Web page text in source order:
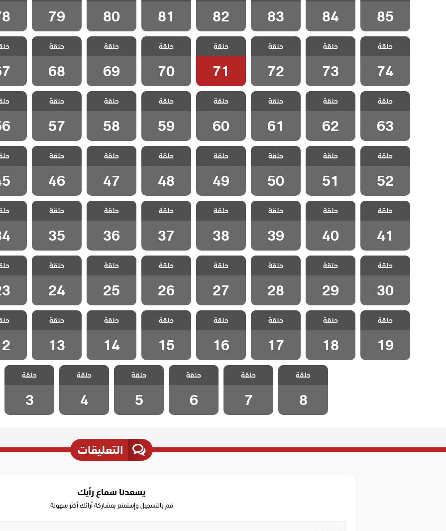
مدبلج
85
مدبلج
84
مدبلج
83
مدبلج
82
مدبلج
81
مدبلج
80
مدبلج
79
مسلسل القضاء
مدبلج
حلقة
74
مسلسل القضاء
مدبلج
حلقة
73
مسلسل القضاء
مدبلج
حلقة
72
مسلسل القضاء
مدبلج
حلقة
71
مسلسل القضاء
مدبلج
حلقة
70
مسلسل القضاء
مدبلج
حلقة
69
مسلسل القضاء
مدبلج
حلقة
68
مسلسل
مسلسل القضاء
مدبلج
حلقة
63
مسلسل القضاء
مدبلج
حلقة
62
مسلسل القضاء
مدبلج
حلقة
61
مسلسل القضاء
مدبلج
حلقة
60
مسلسل القضاء
مدبلج
حلقة
59
مسلسل القضاء
مدبلج
حلقة
58
مسلسل القضاء
مدبلج
حلقة
57
مسلسل
مسلسل القضاء
مدبلج
حلقة
52
مسلسل القضاء
مدبلج
حلقة
51
مسلسل القضاء
مدبلج
حلقة
50
مسلسل القضاء
مدبلج
حلقة
49
مسلسل القضاء
مدبلج
حلقة
48
مسلسل القضاء
مدبلج
حلقة
47
مسلسل القضاء
مدبلج
حلقة
46
مسلسل
مسلسل القضاء
مدبلج
حلقة
41
مسلسل القضاء
مدبلج
حلقة
40
مسلسل القضاء
مدبلج
حلقة
39
مسلسل القضاء
مدبلج
حلقة
38
مسلسل القضاء
مدبلج
حلقة
37
مسلسل القضاء
مدبلج
حلقة
36
مسلسل القضاء
مدبلج
حلقة
35
مسلسل
مسلسل القضاء
مدبلج
حلقة
30
مسلسل القضاء
مدبلج
حلقة
29
مسلسل القضاء
مدبلج
حلقة
28
مسلسل القضاء
مدبلج
حلقة
27
مسلسل القضاء
مدبلج
حلقة
26
مسلسل القضاء
مدبلج
حلقة
25
مسلسل القضاء
مدبلج
حلقة
24
مسلسل
مسلسل القضاء
مدبلج
حلقة
19
مسلسل القضاء
مدبلج
حلقة
18
مسلسل القضاء
مدبلج
حلقة
17
مسلسل القضاء
مدبلج
حلقة
16
مسلسل القضاء
مدبلج
حلقة
15
مسلسل القضاء
مدبلج
حلقة
14
مسلسل القضاء
مدبلج
حلقة
13
مسلسل
مسلسل القضاء
مدبلج
حلقة
8
مسلسل القضاء
مدبلج
حلقة
7
مسلسل القضاء
مدبلج
حلقة
6
مسلسل القضاء
مدبلج
حلقة
5
مسلسل القضاء
مدبلج
حلقة
4
مسلسل القضاء
مدبلج
حلقة
3
التعليقات
يسعدنا سماع رأيك
قم بالتسجيل وإستمتع بمشاركة أرائك أكثر سهولة